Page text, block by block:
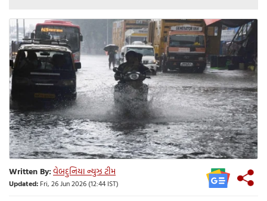
Written By:વેબદુનિયા ન્યુઝ ટીમ
Updated: Fri, 26 Jun 2026 (12:44 IST)